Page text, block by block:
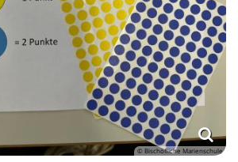
© Bischöfliche Marienschule